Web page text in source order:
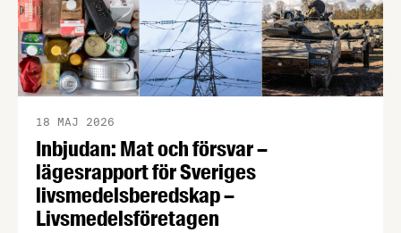
Inbjudan: Mat och försvar –
lägesrapport för Sveriges
livsmedelsberedskap –
Livsmedelsföretagen
18 MAJ 2026